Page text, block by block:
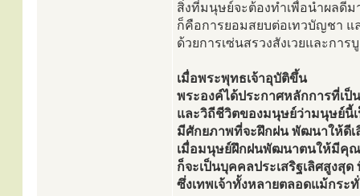
สิ่งที่มนุษย์จะต้องทำเพื่อนำผลดี
ก็คือการยอมสยบต่อเทวบัญชา
ด้วยการเซ่นสรวงสังเวยและการ
เมื่อพระพุทธเจ้าอุบัติขึ้น
พระองค์ได้ประกาศหลักการที่เ
และวิถีชีวิตของมนุษย์ว่ามนุษย์นี้
มีศักยภาพที่จะฝึกฝน พัฒนาให้ดีเ
เมื่อมนุษย์ฝึกฝนพัฒนาตนให้มี
ก็จะเป็นบุคคลประเสริฐเลิศสูงสุด
ซึ่งเทพเจ้าทั้งหลายตลอดแม้กร